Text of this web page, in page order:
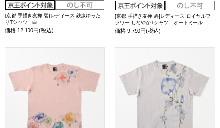
[京都 手描き友禅 碧]レディース 鉄線ゆった
りTシャツ 白
価格 12,100円(税込)
[京都 手描き友禅 碧]レディース ロイヤルフ
ラワー しなやかTシャツ オートミール
価格 9,790円(税込)